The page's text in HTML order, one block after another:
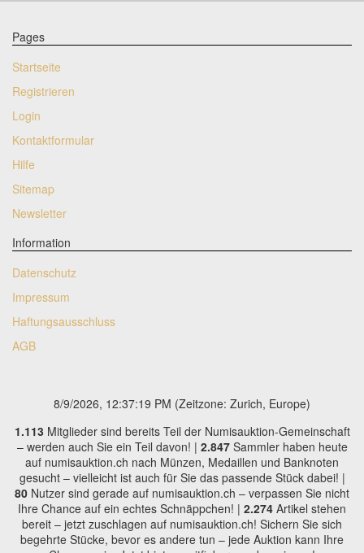
Pages
Startseite
Registrieren
Login
Kontaktformular
Hilfe
Sitemap
Newsletter
Information
Datenschutz
Impressum
Haftungsausschluss
AGB
8/9/2026, 12:37:19 PM (Zeitzone: Zurich, Europe)
1.113 Mitglieder sind bereits Teil der Numisauktion-Gemeinschaft
– werden auch Sie ein Teil davon! | 2.847Sammler haben heute
auf numisauktion.ch nach Münzen, Medaillen und Banknoten
gesucht – vielleicht ist auch für Sie das passende Stück dabei! |
80 Nutzer sind gerade auf numisauktion.ch – verpassen Sie nicht
Ihre Chance auf ein echtes Schnäppchen! | 2.274 Artikel stehen
bereit – jetzt zuschlagen auf numisauktion.ch! Sichern Sie sich
begehrte Stücke, bevor es andere tun – jede Auktion kann Ihre